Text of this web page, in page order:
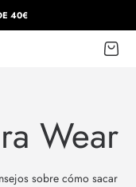
40€
Abrir
Wear
sobre cómo sacar